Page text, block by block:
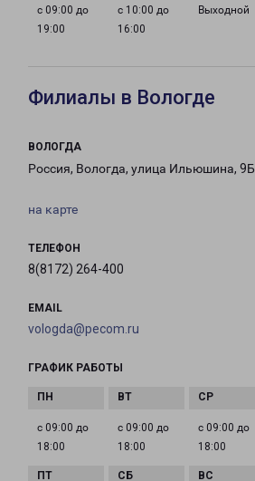
с 09:00 до
19:00
с 10:00 до
16:00
Выходной
Филиалы в Вологде
ВОЛОГДА
Россия, Вологда, улица Ильюшина, 9Б
на карте
ТЕЛЕФОН
8(8172) 264-400
EMAIL
vologda@pecom.ru
ГРАФИК РАБОТЫ
с 09:00 до
18:00
с 09:00 до
18:00
с 09:00 до
18:00